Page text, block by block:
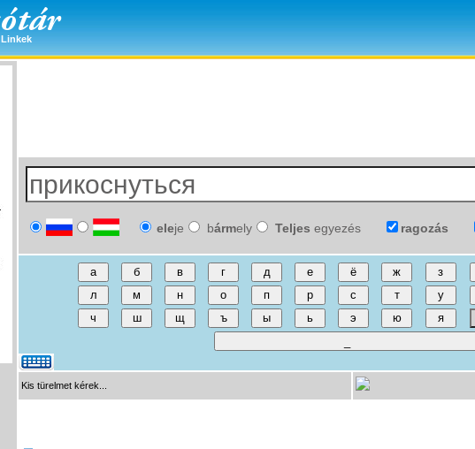
Linkek
eleje bármely Teljes egyezés ragozás
Kis türelmet kérek...